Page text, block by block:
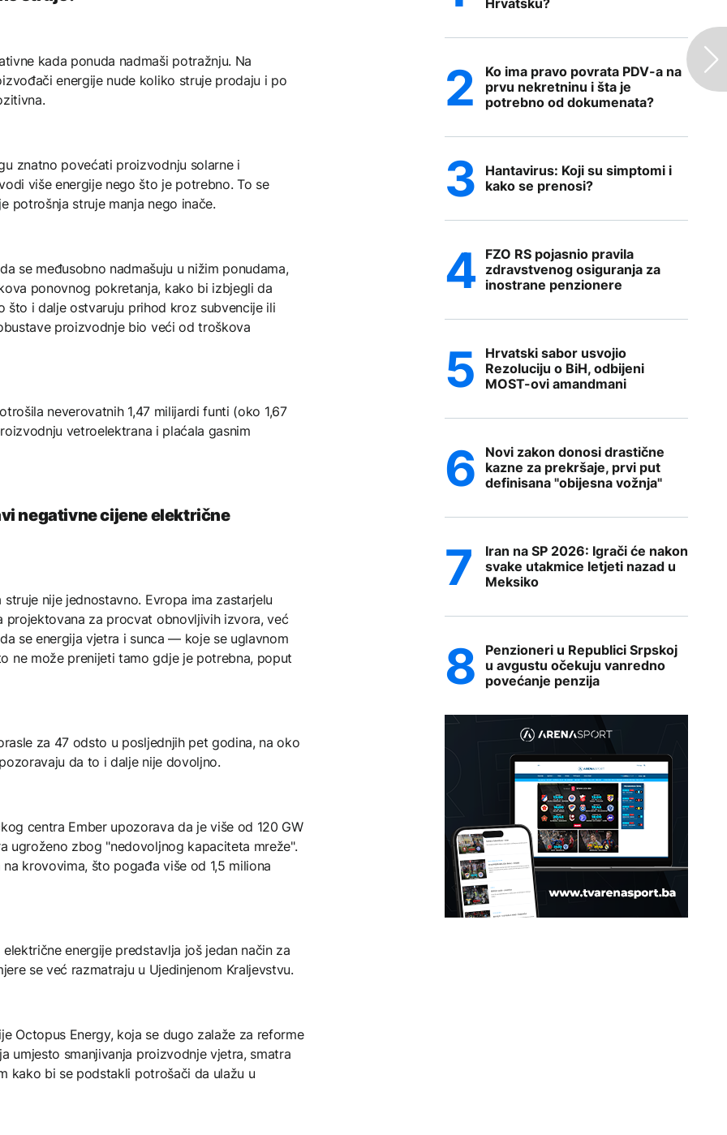
kada ponuda nadmaši potražnju. Na
energije nude koliko struje prodaju i po
znatno povećati proizvodnju solarne i
više energije nego što je potrebno. To se
potrošnja struje manja nego inače.
se međusobno nadmašuju u nižim ponudama,
ponovnog pokretanja, kako bi izbjegli da
što i dalje ostvaruju prihod kroz subvencije ili
proizvodnje bio veći od troškova
neverovatnih 1,47 milijardi funti (oko 1,67
vetroelektrana i plaćala gasnim
negativne cijene električne
nije jednostavno. Evropa ima zastarjelu
projektovana za procvat obnovljivih izvora, već
se energija vjetra i sunca — koje se uglavnom
ne može prenijeti tamo gdje je potrebna, poput
za 47 odsto u posljednjih pet godina, na oko
da to i dalje nije dovoljno.
centra Ember upozorava da je više od 120 GW
ugroženo zbog "nedovoljnog kapaciteta mreže".
krovovima, što pogađa više od 1,5 miliona
energije predstavlja još jedan način za
se već razmatraju u Ujedinjenom Kraljevstvu.
Octopus Energy, koja se dugo zalaže za reforme
umjesto smanjivanja proizvodnje vjetra, smatra
kako bi se podstakli potrošači da ulažu u
Hrvatsku?
Ko ima pravo povrata PDV-a na
prvu nekretninu i šta je
potrebno od dokumenata?
Hantavirus: Koji su simptomi i
kako se prenosi?
FZO RS pojasnio pravila
zdravstvenog osiguranja za
inostrane penzionere
Hrvatski sabor usvojio
Rezoluciju o BiH, odbijeni
MOST-ovi amandmani
Novi zakon donosi drastične
kazne za prekršaje, prvi put
definisana "obijesna vožnja"
Iran na SP 2026: Igrači će nakon
svake utakmice letjeti nazad u
Meksiko
Penzioneri u Republici Srpskoj
u avgustu očekuju vanredno
povećanje penzija